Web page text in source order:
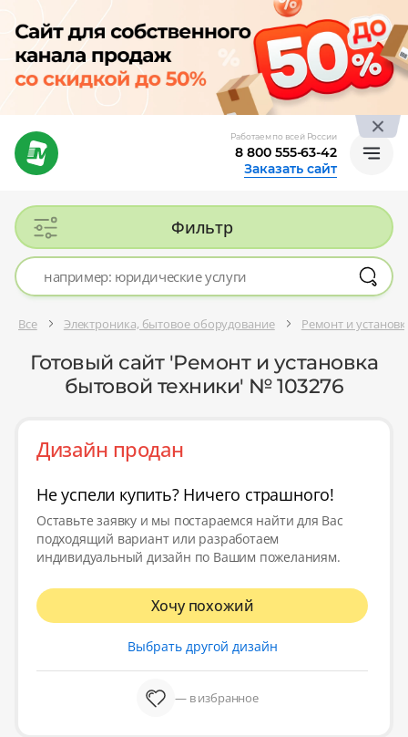
Работаем по всей России
8 800 555-63-42
Заказать сайт
Фильтр
Все Электроника, бытовое оборудование Ремонт и
Готовый сайт 'Ремонт и установка
бытовой техники' № 103276
Дизайн продан
Не успели купить? Ничего страшного!
Оставьте заявку и мы постараемся найти для Вас
подходящий вариант или разработаем
индивидуальный дизайн по Вашим пожеланиям.
Хочу похожий
Выбрать другой дизайн
— в избранное